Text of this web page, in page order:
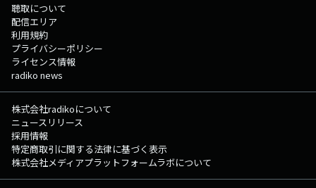
聴取について
配信エリア
利用規約
プライバシーポリシー
ライセンス情報
radiko news
株式会社radikoについて
ニュースリリース
採用情報
特定商取引に関する法律に基づく表示
株式会社メディアプラットフォームラボについて